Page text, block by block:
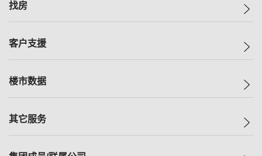
人才招募
找房
一手新房
减价
美联豪宅
独家楼盘
租房
客户支援
自助放盘
查询热线
楼市数据
指数
其它服务
小区专页